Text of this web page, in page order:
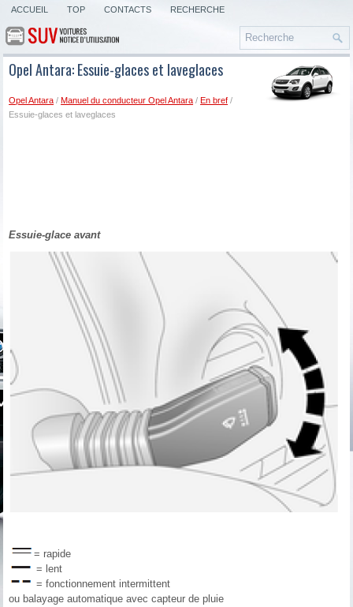
ACCUEIL TOP CONTACTS RECHERCHE
Opel Antara: Essuie-glaces et laveglaces
Opel Antara /Manuel du conducteur Opel Antara /En bref /
Essuie-glaces et laveglaces
Essuie-glace avant
= rapide
= lent
= fonctionnement intermittent
ou balayage automatique avec capteur de pluie